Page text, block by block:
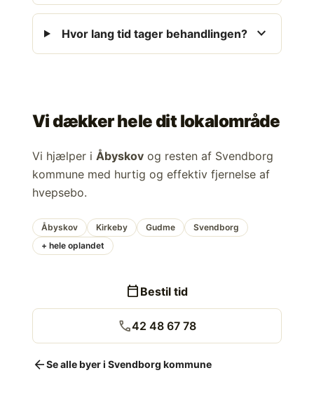
Hvor lang tid tager behandlingen? expand_more
Vi dækker hele dit lokalområde
Vi hjælper i Åbyskov og resten af Svendborg
kommune med hurtig og effektiv fjernelse af
hvepsebo.
Åbyskov Kirkeby Gudme
Svendborg
+ hele oplandet
calendar_today Bestil tid
call42 48 67 78
arrow_backSe alle byer i Svendborg kommune